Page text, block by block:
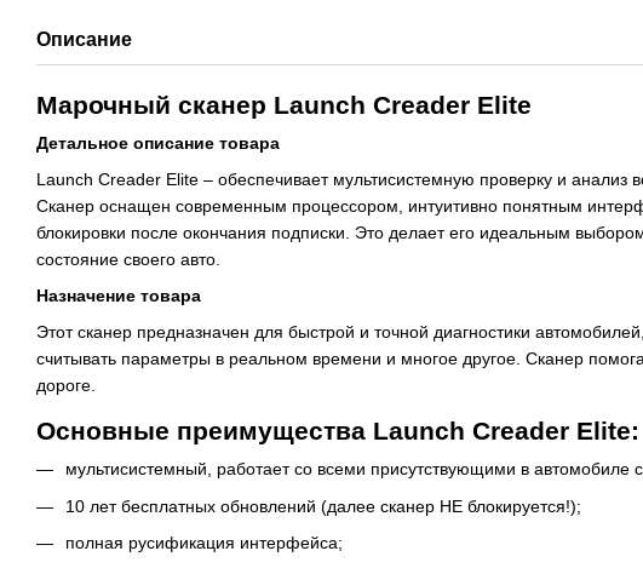
Описание
Марочный сканер Launch Creader Elite
Детальное описание товара
Launch Creader Elite – обеспечивает мультисистемную проверку и анализ
Сканер оснащен современным процессором, интуитивно понятным
блокировки после окончания подписки. Это делает его идеальным
состояние своего авто.
Назначение товара
Этот сканер предназначен для быстрой и точной диагностики
считывать параметры в реальном времени и многое другое. Сканер
дороге.
Основные преимущества Launch Creader Elite:
мультисистемный, работает со всеми присутствующими в автомобиле
10 лет бесплатных обновлений (далее сканер НЕ блокируется!);
полная русификация интерфейса;